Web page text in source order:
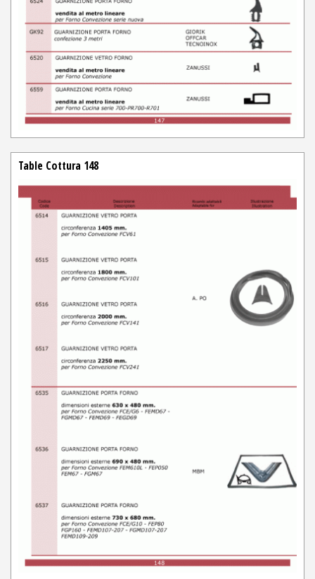
Table Cottura 148